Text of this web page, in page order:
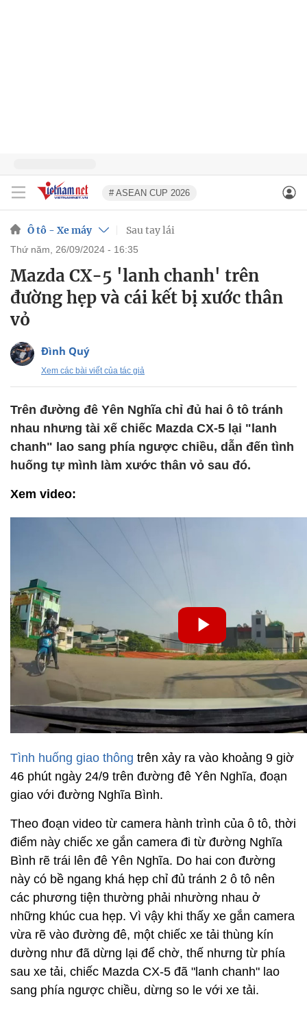
# ASEAN CUP 2026
Ô tô - Xe máy Sau tay lái
thứ năm, 26/09/2024 - 16:35
Mazda CX-5 'lanh chanh' trên
đường hẹp và cái kết bị xước thân
vỏ
Đình Quý
Xem các bài viết của tác giả
Trên đường đê Yên Nghĩa chỉ đủ hai ô tô tránh
nhau nhưng tài xế chiếc Mazda CX-5 lại "lanh
chanh" lao sang phía ngược chiều, dẫn đến tình
huống tự mình làm xước thân vỏ sau đó.
Xem video:
Tình huống giao thông trên xảy ra vào khoảng 9 giờ
46 phút ngày 24/9 trên đường đê Yên Nghĩa, đoạn
giao với đường Nghĩa Bình.
Theo đoạn video từ camera hành trình của ô tô, thời
điểm này chiếc xe gắn camera đi từ đường Nghĩa
Bình rẽ trái lên đê Yên Nghĩa. Do hai con đường
này có bề ngang khá hẹp chỉ đủ tránh 2 ô tô nên
các phương tiện thường phải nhường nhau ở
những khúc cua hẹp. Vì vậy khi thấy xe gắn camera
vừa rẽ vào đường đê, một chiếc xe tải thùng kín
dường như đã dừng lại để chờ, thế nhưng từ phía
sau xe tải, chiếc Mazda CX-5 đã "lanh chanh" lao
sang phía ngược chiều, dừng so le với xe tải.